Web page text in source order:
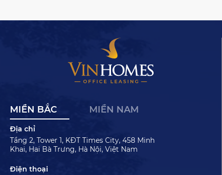
MIỀN BẮC MIỀN NAM
Địa chỉ
Tầng 2, Tower 1, KĐT Times City, 458 Minh
Khai, Hai Bà Trưng, Hà Nội, Việt Nam
Điện thoại